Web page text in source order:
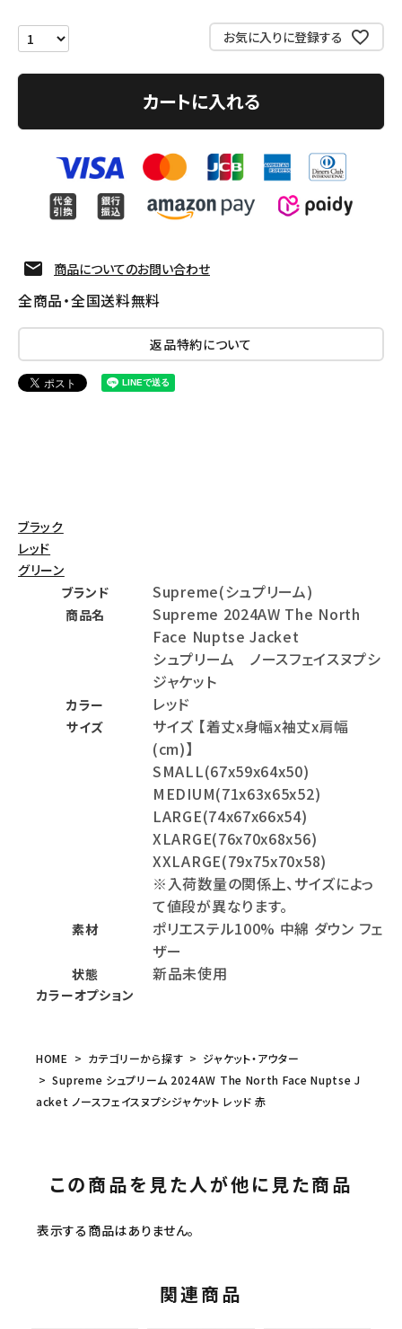
meeting_room 会員登録
お気に入りに登録する
カートに入れる
商品についてのお問い合わせ
全商品・全国送料無料
返品特約について
ブラック
レッド
グリーン
ブランド
Supreme(シュプリーム)
商品名
Supreme 2024AW The North
Face Nuptse Jacket
シュプリーム ノースフェイスヌプシ
ジャケット
カラー レッド
サイズ
サイズ 【着丈x身幅x袖丈x肩幅
(cm)】
SMALL(67x59x64x50)
MEDIUM(71x63x65x52)
LARGE(74x67x66x54)
XLARGE(76x70x68x56)
XXLARGE(79x75x70x58)
※入荷数量の関係上、サイズによっ
て値段が異なります。
素材
ポリエステル100% 中綿 ダウン フェ
ザー
状態 新品未使用
カラーオプション
HOME カテゴリーから探す
ジャケット・アウター
Supreme シュプリーム 2024AW The North Face Nuptse J
acket ノースフェイスヌプシジャケット レッド 赤
この商品を見た人が他に見た商品
表示する商品はありません。
関連商品